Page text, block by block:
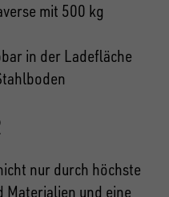
mit 500 kg
in der Ladefläche
nur durch höchste
Materialien und eine